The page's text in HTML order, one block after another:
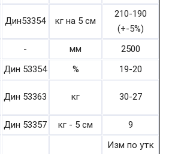
Дин53354 кг на 5 см
210-190
(+-5%)
- мм
2500
Дин 53354 %
19-20
Дин 53363 кг 30-27
Дин 53357 кг - 5 см 9
Изм по утк